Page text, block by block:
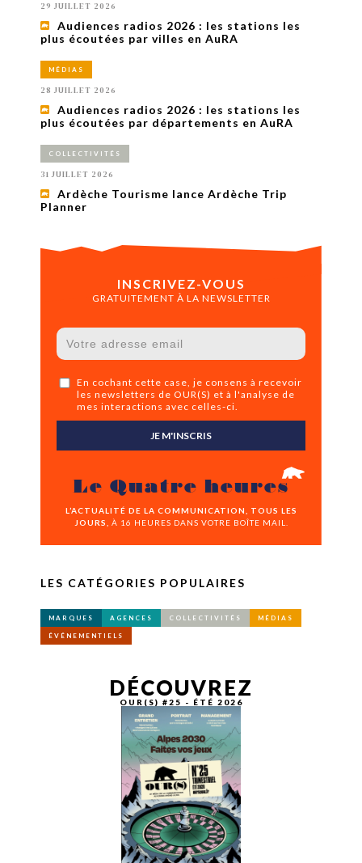
29 JUILLET 2026
Audiences radios 2026 : les stations les
plus écoutées par villes en AuRA
MÉDIAS
28 JUILLET 2026
Audiences radios 2026 : les stations les
plus écoutées par départements en AuRA
COLLECTIVITÉS
31 JUILLET 2026
Ardèche Tourisme lance Ardèche Trip
Planner
INSCRIVEZ-VOUS
GRATUITEMENT À LA NEWSLETTER
En cochant cette case, je consens à recevoir
les newsletters de OUR(S) et à l'analyse de
mes interactions avec celles-ci.
JE M'INSCRIS
Le Quatre heures
L’ACTUALITÉ DE LA COMMUNICATION, TOUS LES
JOURS,
À 16 HEURES DANS VOTRE BOÎTE MAIL.
LES CATÉGORIES POPULAIRES
MARQUES AGENCES COLLECTIVITÉS MÉDIAS
ÉVÉNEMENTIELS
DÉCOUVREZ
OUR(S) #25 - ÉTÉ 2026